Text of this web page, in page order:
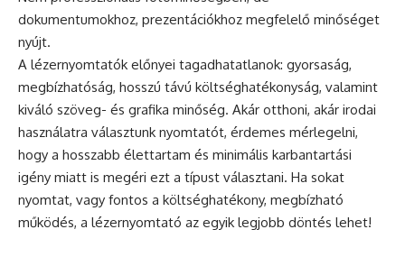
dokumentumokhoz, prezentációkhoz megfelelő minőséget
nyújt.
A lézernyomtatók előnyei tagadhatatlanok: gyorsaság,
megbízhatóság, hosszú távú költséghatékonyság, valamint
kiváló szöveg- és grafika minőség. Akár otthoni, akár irodai
használatra választunk nyomtatót, érdemes mérlegelni,
hogy a hosszabb élettartam és minimális karbantartási
igény miatt is megéri ezt a típust választani. Ha sokat
nyomtat, vagy fontos a költséghatékony, megbízható
működés, a lézernyomtató az egyik legjobb döntés lehet!